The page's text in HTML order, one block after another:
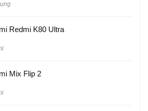
Redmi K80 Ultra
Mix Flip 2